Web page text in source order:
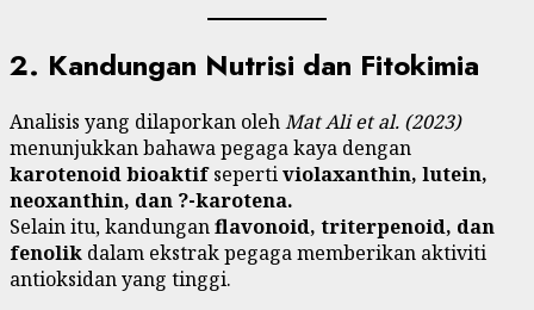
2. Kandungan Nutrisi dan Fitokimia
Analisis yang dilaporkan olehMat Ali et al. (2023)
menunjukkan bahawa pegaga kaya dengan
karotenoid bioaktifsepertiviolaxanthin, lutein,
neoxanthin, dan ?-karotena.
Selain itu, kandunganflavonoid, triterpenoid, dan
fenolik dalam ekstrak pegaga memberikan aktiviti
antioksidan yang tinggi.